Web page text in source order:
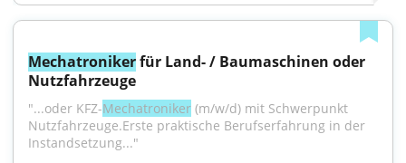
Mechatroniker für Land- / Baumaschinen oder
Nutzfahrzeuge
"...oder KFZ-Mechatroniker (m/w/d) mit Schwerpunkt
Nutzfahrzeuge.Erste praktische Berufserfahrung in der
Instandsetzung..."